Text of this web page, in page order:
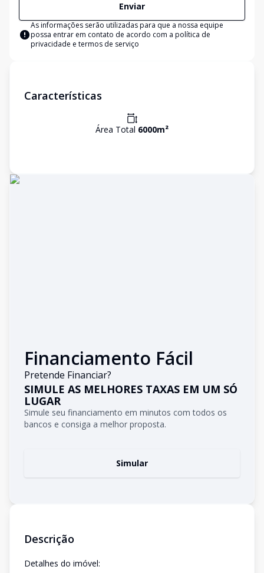
Enviar
As informações serão utilizadas para que a nossa equipe
possa entrar em contato de acordo com a política de
privacidade e termos de serviço
Características
Área Total 6000m²
Financiamento Fácil
Pretende Financiar?
SIMULE AS MELHORES TAXAS EM UM SÓ
LUGAR
Simule seu financiamento em minutos com todos os
bancos e consiga a melhor proposta.
Simular
Descrição
Detalhes do imóvel: